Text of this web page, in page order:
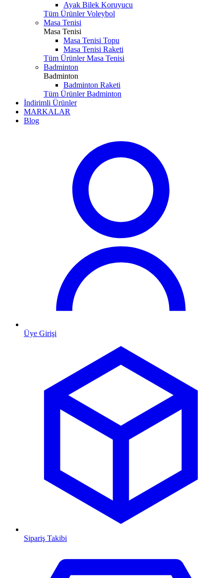
Ayak Bilek Koruyucu
Tüm Ürünler Voleybol
Masa Tenisi
Masa Tenisi
Masa Tenisi Topu
Masa Tenisi Raketi
Tüm Ürünler Masa Tenisi
Badminton
Badminton
Badminton Raketi
Tüm Ürünler Badminton
İndirimli Ürünler
MARKALAR
Blog
Üye Girişi
Sipariş Takibi